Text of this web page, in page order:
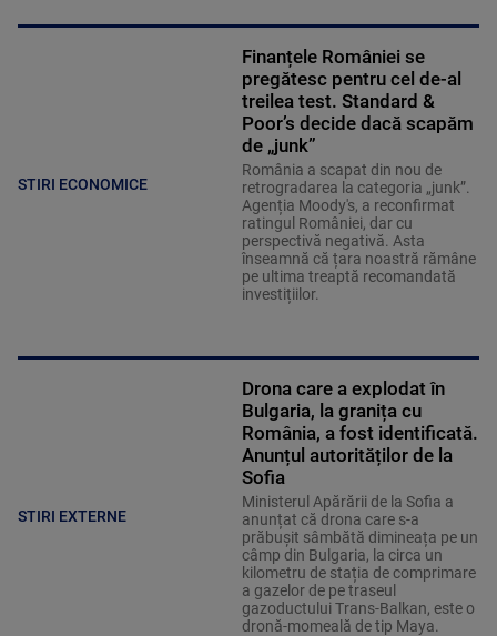
STIRI ECONOMICE
Finanțele României se
pregătesc pentru cel de-al
treilea test. Standard &
Poor’s decide dacă scapăm
de „junk”
România a scapat din nou de
retrogradarea la categoria „junk”.
Agenția Moody's, a reconfirmat
ratingul României, dar cu
perspectivă negativă. Asta
înseamnă că țara noastră rămâne
pe ultima treaptă recomandată
investițiilor.
STIRI EXTERNE
Drona care a explodat în
Bulgaria, la granița cu
România, a fost identificată.
Anunțul autorităților de la
Sofia
Ministerul Apărării de la Sofia a
anunțat că drona care s-a
prăbușit sâmbătă dimineața pe un
câmp din Bulgaria, la circa un
kilometru de stația de comprimare
a gazelor de pe traseul
gazoductului Trans-Balkan, este o
dronă-momeală de tip Maya.